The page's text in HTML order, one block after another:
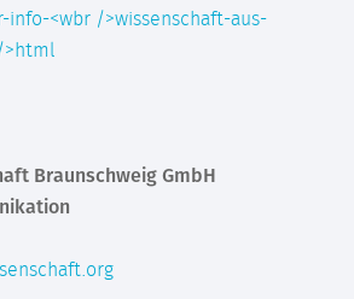
<wbr />wissenschaft-aus-
>html
Braunschweig GmbH